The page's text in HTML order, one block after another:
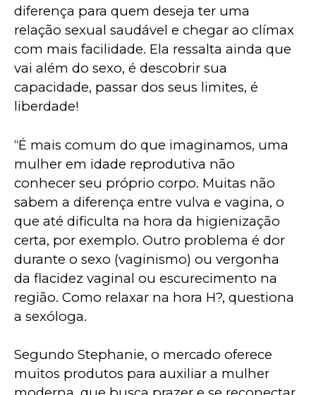
diferença para quem deseja ter uma
relação sexual saudável e chegar ao clímax
com mais facilidade. Ela ressalta ainda que
vai além do sexo, é descobrir sua
capacidade, passar dos seus limites, é
liberdade!
“É mais comum do que imaginamos, uma
mulher em idade reprodutiva não
conhecer seu próprio corpo. Muitas não
sabem a diferença entre vulva e vagina, o
que até dificulta na hora da higienização
certa, por exemplo. Outro problema é dor
durante o sexo (vaginismo) ou vergonha
da flacidez vaginal ou escurecimento na
região. Como relaxar na hora H?, questiona
a sexóloga.
Segundo Stephanie, o mercado oferece
muitos produtos para auxiliar a mulher